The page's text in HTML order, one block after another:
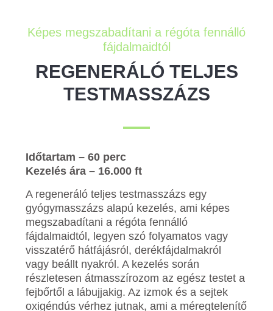
Képes megszabadítani a régóta fennálló
fájdalmaidtól
REGENERÁLÓ TELJES
TESTMASSZÁZS
Időtartam – 60 perc
Kezelés ára – 16.000 ft
A regeneráló teljes testmasszázs egy
gyógymasszázs alapú kezelés, ami képes
megszabadítani a régóta fennálló
fájdalmaidtól, legyen szó folyamatos vagy
visszatérő hátfájásról, derékfájdalmakról
vagy beállt nyakról. A kezelés során
részletesen átmasszírozom az egész testet a
fejbőrtől a lábujjakig. Az izmok és a sejtek
oxigéndús vérhez jutnak, ami a méregtelenítő